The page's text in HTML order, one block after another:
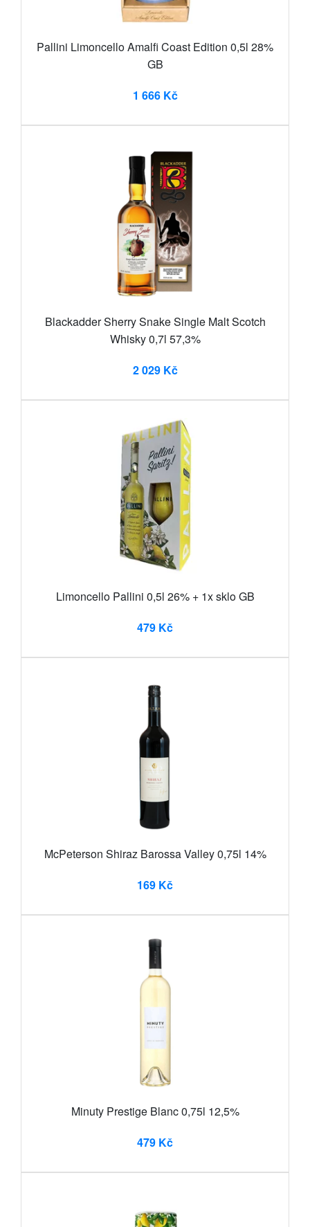
Pallini Limoncello Amalfi Coast Edition 0,5l 28%
GB
1 666 Kč
Blackadder Sherry Snake Single Malt Scotch
Whisky 0,7l 57,3%
2 029 Kč
Limoncello Pallini 0,5l 26% + 1x sklo GB
479 Kč
McPeterson Shiraz Barossa Valley 0,75l 14%
169 Kč
Minuty Prestige Blanc 0,75l 12,5%
479 Kč